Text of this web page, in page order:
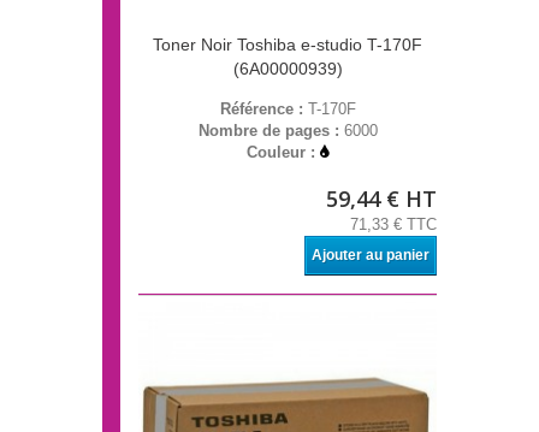
Toner Noir Toshiba e-studio T-170F
(6A00000939)
Référence : T-170F
Nombre de pages : 6000
Couleur :
59,44 € HT
71,33 € TTC
Ajouter au panier